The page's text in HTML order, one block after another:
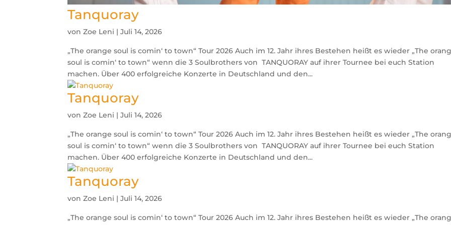
Tanquoray
vonZoe Leni |Juli 14, 2026
„The orange soul is comin‘ to town“ Tour 2026 Auch im 12. Jahr ihres Bestehen heißt es wieder „The
soul is comin‘ to town“ wenn die 3 Soulbrothers von TANQUORAY auf ihrer Tournee bei euch Station
machen. Über 400 erfolgreiche Konzerte in Deutschland und den...
Tanquoray
vonZoe Leni |Juli 14, 2026
„The orange soul is comin‘ to town“ Tour 2026 Auch im 12. Jahr ihres Bestehen heißt es wieder „The
soul is comin‘ to town“ wenn die 3 Soulbrothers von TANQUORAY auf ihrer Tournee bei euch Station
machen. Über 400 erfolgreiche Konzerte in Deutschland und den...
Tanquoray
vonZoe Leni |Juli 14, 2026
„The orange soul is comin‘ to town“ Tour 2026 Auch im 12. Jahr ihres Bestehen heißt es wieder „The